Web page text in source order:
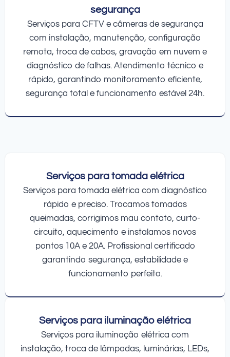
segurança
Serviços para CFTV e câmeras de segurança
com instalação, manutenção, configuração
remota, troca de cabos, gravação em nuvem e
diagnóstico de falhas. Atendimento técnico e
rápido, garantindo monitoramento eficiente,
segurança total e funcionamento estável 24h.
Serviços para tomada elétrica
Serviços para tomada elétrica com diagnóstico
rápido e preciso. Trocamos tomadas
queimadas, corrigimos mau contato, curto-
circuito, aquecimento e instalamos novos
pontos 10A e 20A. Profissional certificado
garantindo segurança, estabilidade e
funcionamento perfeito.
Serviços para iluminação elétrica
Serviços para iluminação elétrica com
instalação, troca de lâmpadas, luminárias, LEDs,